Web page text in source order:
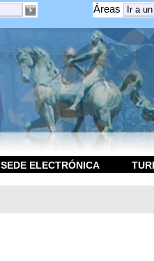
Áreas
SEDE ELECTRÓNICA